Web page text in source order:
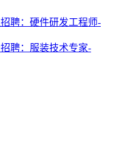
聘：硬件研发工程师-
聘：服装技术专家-